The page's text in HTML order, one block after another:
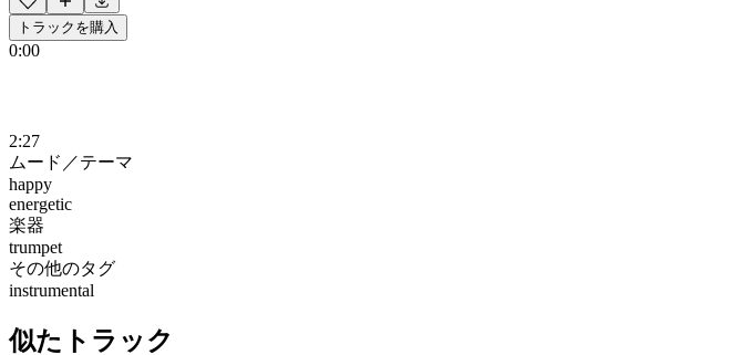
トラックを購入
0:00
2:27
ムード／テーマ
happy
energetic
楽器
trumpet
その他のタグ
instrumental
似たトラック